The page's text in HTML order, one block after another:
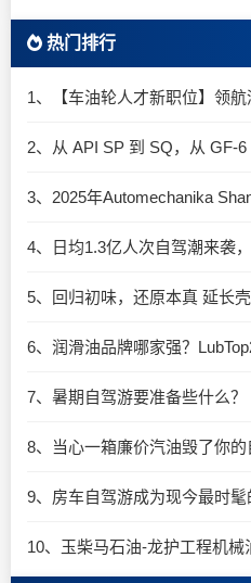
热门排行
1、【车油轮人才新职位】领
4、日均1.3亿人次自驾潮来袭
5、回归初味，还原本真 延长
6、润滑油品牌哪家强？
7、暑期自驾游要准备些什么？
8、当心一箱廉价汽油毁了你的
9、房车自驾游成为现今最时